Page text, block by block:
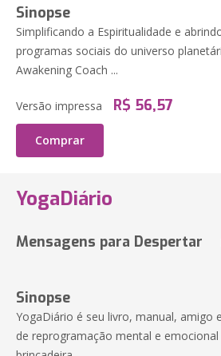
Sinopse
Simplificando a Espiritualidade e
programas sociais do universo
Awakening Coach ...
Versão impressa R$ 56,57
Comprar
YogaDiário
Mensagens para Despertar
Sinopse
YogaDiário é seu livro, manual, amigo
de reprogramação mental e